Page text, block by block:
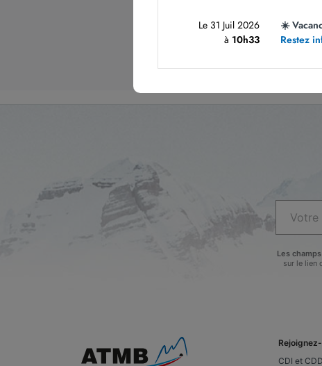
Le 31 Juil 2026
à 10h33
☀️
Restez
Les
sur le lien
CDI et CDD